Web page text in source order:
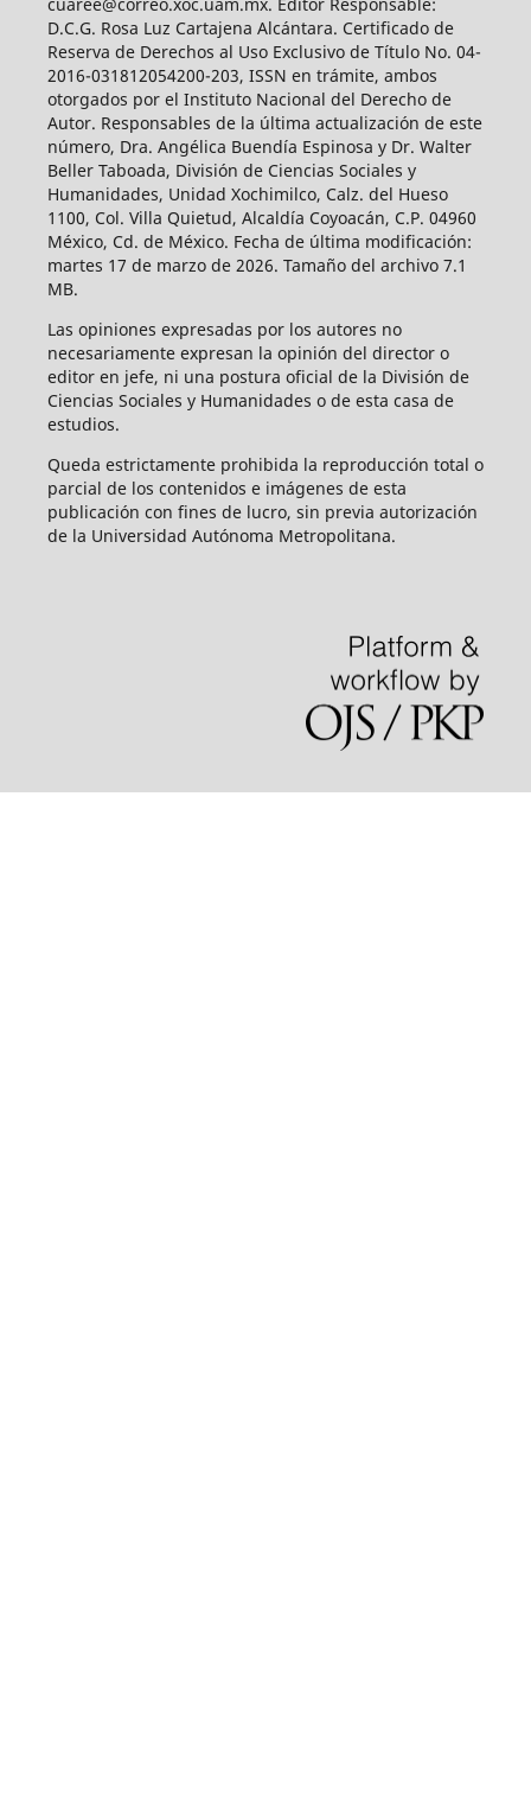
D.C.G. Rosa Luz Cartajena Alcántara. Certificado de
Reserva de Derechos al Uso Exclusivo de Título No. 04-
2016-031812054200-203, ISSN en trámite, ambos
otorgados por el Instituto Nacional del Derecho de
Autor. Responsables de la última actualización de este
número, Dra. Angélica Buendía Espinosa y Dr. Walter
Beller Taboada, División de Ciencias Sociales y
Humanidades, Unidad Xochimilco, Calz. del Hueso
1100, Col. Villa Quietud, Alcaldía Coyoacán, C.P. 04960
México, Cd. de México. Fecha de última modificación:
martes 17 de marzo de 2026. Tamaño del archivo 7.1
MB.
Las opiniones expresadas por los autores no
necesariamente expresan la opinión del director o
editor en jefe, ni una postura oficial de la División de
Ciencias Sociales y Humanidades o de esta casa de
estudios.
Queda estrictamente prohibida la reproducción total o
parcial de los contenidos e imágenes de esta
publicación con fines de lucro, sin previa autorización
de la Universidad Autónoma Metropolitana.